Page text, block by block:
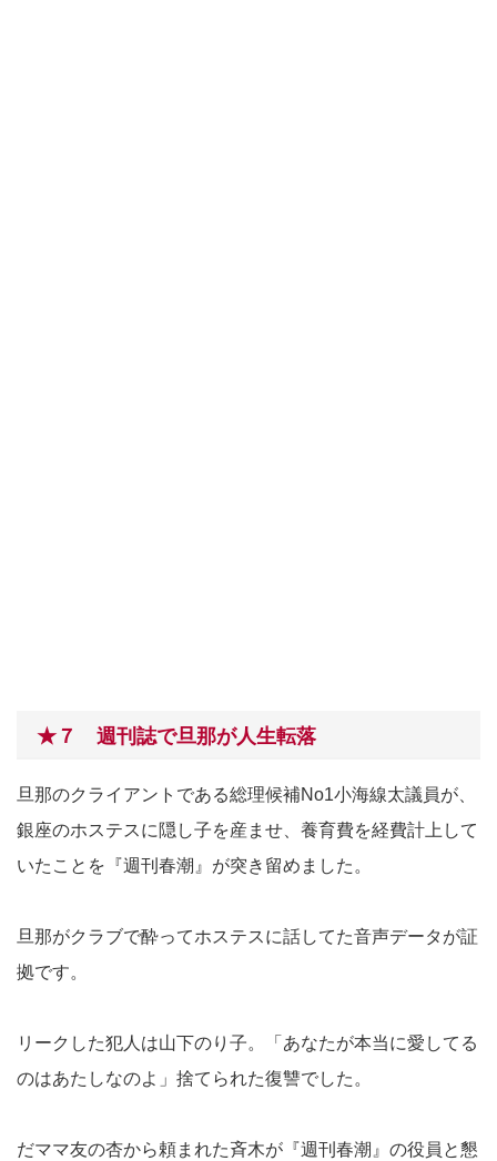
★７ 週刊誌で旦那が人生転落
旦那のクライアントである総理候補No1小海線太議員が、
銀座のホステスに隠し子を産ませ、養育費を経費計上して
いたことを『週刊春潮』が突き留めました。
旦那がクラブで酔ってホステスに話してた音声データが証
拠です。
リークした犯人は山下のり子。「あなたが本当に愛してる
のはあたしなのよ」捨てられた復讐でした。
だママ友の杏から頼まれた斉木が『週刊春潮』の役員と懇